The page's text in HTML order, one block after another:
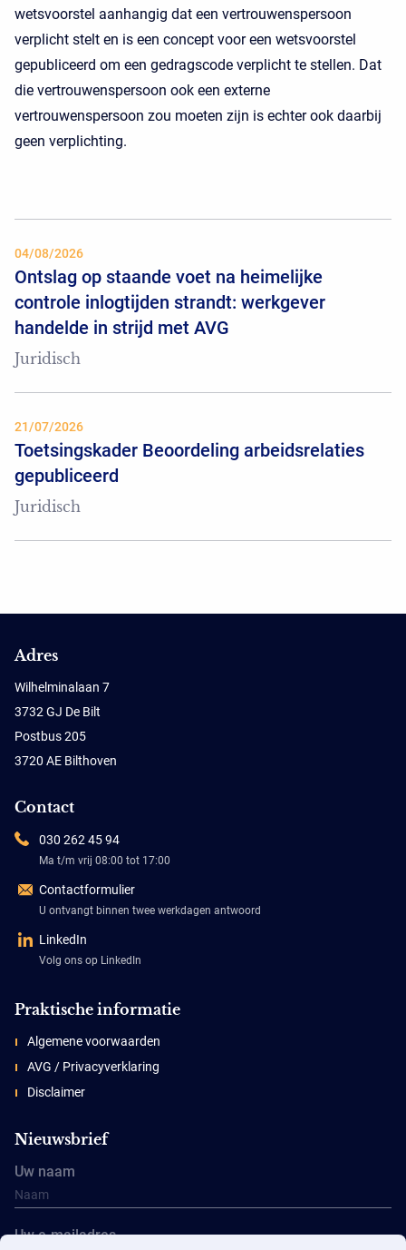
wetsvoorstel aanhangig dat een vertrouwenspersoon
verplicht stelt en is een concept voor een wetsvoorstel
gepubliceerd om een gedragscode verplicht te stellen. Dat
die vertrouwenspersoon ook een externe
vertrouwenspersoon zou moeten zijn is echter ook daarbij
geen verplichting.
04/08/2026
Ontslag op staande voet na heimelijke
controle inlogtijden strandt: werkgever
handelde in strijd met AVG
Juridisch
21/07/2026
Toetsingskader Beoordeling arbeidsrelaties
gepubliceerd
Juridisch
Adres
Wilhelminalaan 7
3732 GJ De Bilt
Postbus 205
3720 AE Bilthoven
Contact
030 262 45 94
Ma t/m vrij 08:00 tot 17:00
Contactformulier
U ontvangt binnen twee werkdagen antwoord
LinkedIn
Volg ons op LinkedIn
Praktische informatie
Algemene voorwaarden
AVG / Privacyverklaring
Disclaimer
Nieuwsbrief
Uw naam
Uw e-mailadres